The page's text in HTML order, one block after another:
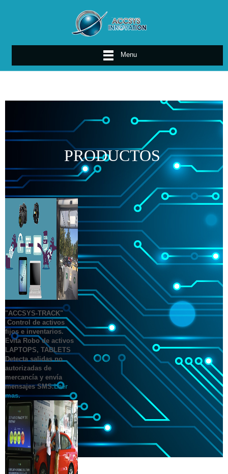
Menu
PRODUCTOS
"ACCSYS-TRACK"
Control de activos
fijos e inventarios.
Evita Robo de activos
LAPTOPS, TABLETS
Detecta salidas no
autorizadas de
mercancía y envía
mensajes SMS.Leer
mas.